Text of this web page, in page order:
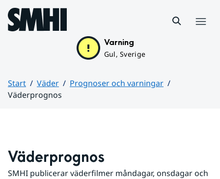
Hoppa till sidans innehåll
Varning
Gul, Sverige
Start Väder
Prognoser och varningar
Väderprognos
Väderprognos
SMHI publicerar väderfilmer måndagar, onsdagar och